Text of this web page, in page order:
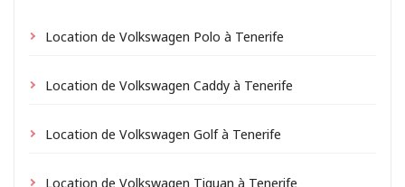
Location de Volkswagen Polo à Tenerife
Location de Volkswagen Caddy à Tenerife
Location de Volkswagen Golf à Tenerife
Location de Volkswagen Tiguan à Tenerife